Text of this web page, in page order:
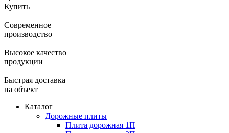
Купить
Современное
производство
Высокое качество
продукции
Быстрая доставка
на объект
Каталог
Дорожные плиты
Плита дорожная 1П